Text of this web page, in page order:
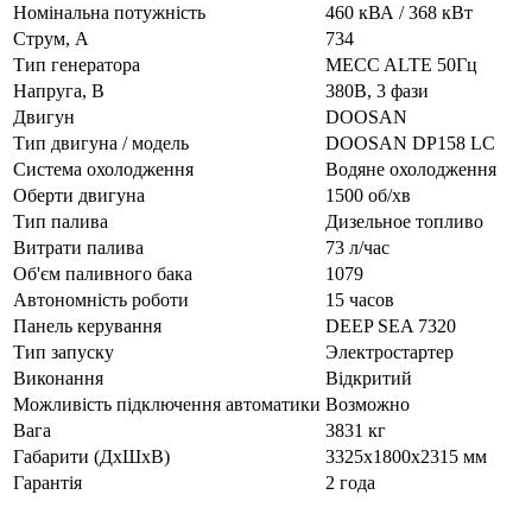
Номінальна потужність
460 кВА / 368 кВт
Струм, А
734
Тип генератора
MECC ALTE 50Гц
Напруга, В
380В, 3 фази
Двигун
DOOSAN
Тип двигуна / модель
DOOSAN DP158 LC
Система охолодження
Водяне охолодження
Оберти двигуна
1500 об/хв
Тип палива
Дизельное топливо
Витрати палива
73 л/час
Об'єм паливного бака
1079
Автономність роботи
15 часов
Панель керування
DEEP SEA 7320
Тип запуску
Электростартер
Виконання
Відкритий
Можливість підключення автоматики Возможно
Вага
3831 кг
Габарити (ДхШхВ)
3325x1800x2315 мм
Гарантія
2 года